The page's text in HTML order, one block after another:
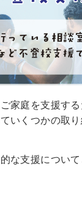
家庭を支援す
いくつかの取
な支援について